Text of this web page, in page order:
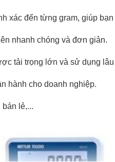
xác đến từng gram, giúp
nhanh chóng và đơn giản.
tải trọng lớn và sử dụng
hành cho doanh nghiệp.
lẻ,...